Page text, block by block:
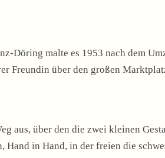
Döring malte es 1953 nach dem
Freundin über den großen
aus, über den die zwei kleinen
Hand in Hand, in der freien die